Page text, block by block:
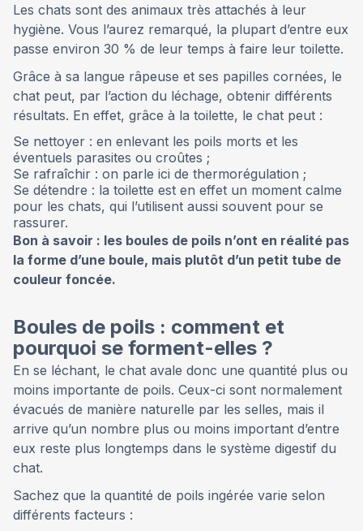
Les chats sont des animaux très attachés à leur
hygiène. Vous l’aurez remarqué, la plupart d’entre eux
passe environ 30 % de leur temps à faire leur toilette.
Grâce à sa langue râpeuse et ses papilles cornées, le
chat peut, par l’action du léchage, obtenir différents
résultats. En effet, grâce à la toilette, le chat peut :
Se nettoyer : en enlevant les poils morts et les
éventuels parasites ou croûtes ;
Se rafraîchir : on parle ici de thermorégulation ;
Se détendre : la toilette est en effet un moment calme
pour les chats, qui l’utilisent aussi souvent pour se
rassurer.
Bon à savoir : les boules de poils n’ont en réalité pas
la forme d’une boule, mais plutôt d’un petit tube de
couleur foncée.
Boules de poils : comment et
pourquoi se forment-elles ?
En se léchant, le chat avale donc une quantité plus ou
moins importante de poils. Ceux-ci sont normalement
évacués de manière naturelle par les selles, mais il
arrive qu’un nombre plus ou moins important d’entre
eux reste plus longtemps dans le système digestif du
chat.
Sachez que la quantité de poils ingérée varie selon
différents facteurs :